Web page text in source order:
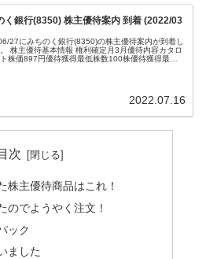
く銀行(8350) 株主優待案内 到着 (2022/03
27にみちのく銀行(8350)の株主優待案内が到着し
株主優待基本情報 権利確定月3月優待内容カタロ
株価897円優待獲得最低株数100株優待獲得最低
2022.07.16
次
株主優待商品はこれ！
のでようやく注文！
ック
ました